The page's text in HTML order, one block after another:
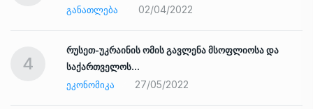
ᲒᲐᲜᲐᲗᲚᲔᲑᲐ
02/04/2022
4
რუსეთ-უკრაინის ომის გავლენა მსოფლიოსა და
საქართველოს…
ᲔᲙᲝᲜᲝᲛᲘᲙᲐ
27/05/2022